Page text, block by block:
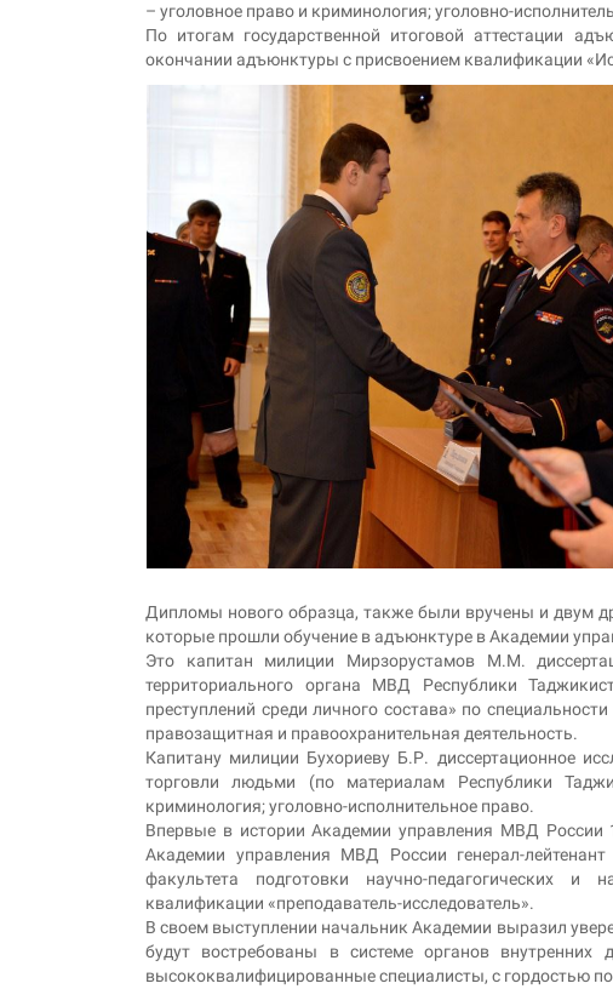
– уголовное право и криминология; уголовно-
По итогам государственной итоговой аттестации
окончании адъюнктуры с присвоением квалификации
Дипломы нового образца, также были вручены и двум
которые прошли обучение в адъюнктуре в Академии
Это капитан милиции Мирзорустамов М.М.
территориального органа МВД Республики
преступлений среди личного состава» по
правозащитная и правоохранительная деятельность.
Капитану милиции Бухориеву Б.Р. диссертационное
торговли людьми (по материалам Республики
криминология; уголовно-исполнительное право.
Впервые в истории Академии управления МВД России
Академии управления МВД России генерал-
факультета подготовки научно-педагогических и
квалификации «преподаватель-исследователь».
В своем выступлении начальник Академии выразил
будут востребованы в системе органов
высококвалифицированные специалисты, с гордостью